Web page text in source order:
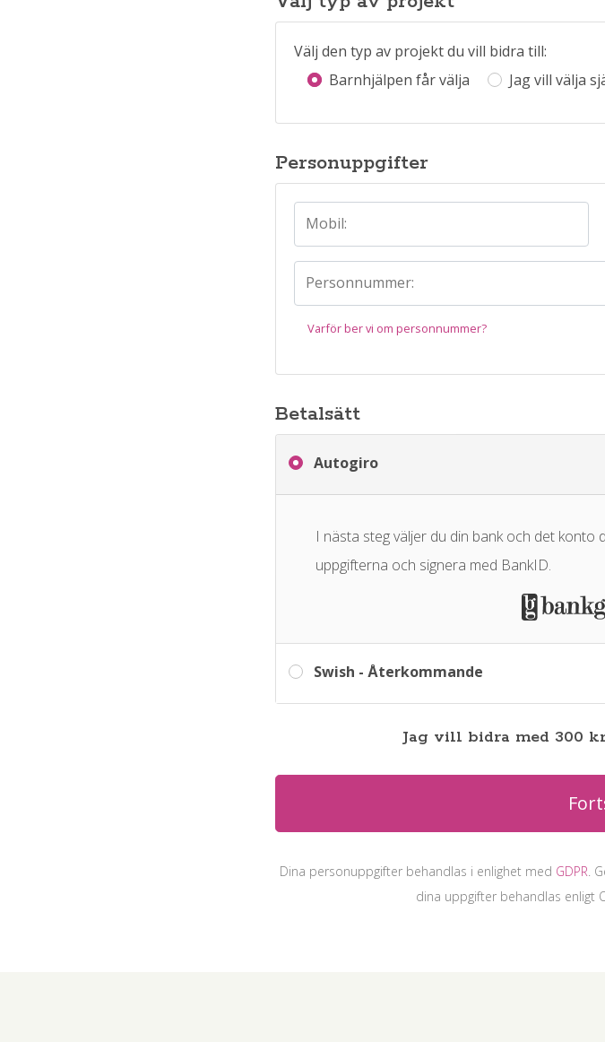
Välj den typ av projekt du vill bidra till:
Barnhjälpen får välja
Jag vill välja
Personuppgifter
Mobil:
Personnummer:
Varför ber vi om personnummer?
Betalsätt
Autogiro
I nästa steg väljer du din bank och det
uppgifterna och signera med BankID.
Swish - Återkommande
Jag vill bidra med 300 kr
Dina personuppgifter behandlas i enlighet med GDPR.
dina uppgifter behandlas enligt